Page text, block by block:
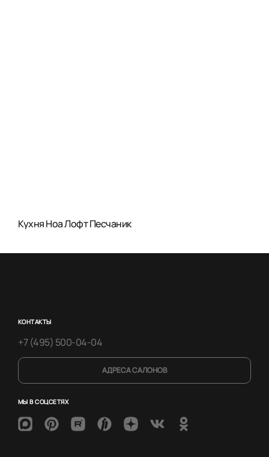
Кухня Ноа Лофт Песчаник
КОНТАКТЫ
+7 (495) 500-04-04
АДРЕСА САЛОНОВ
МЫ В СОЦСЕТЯХ